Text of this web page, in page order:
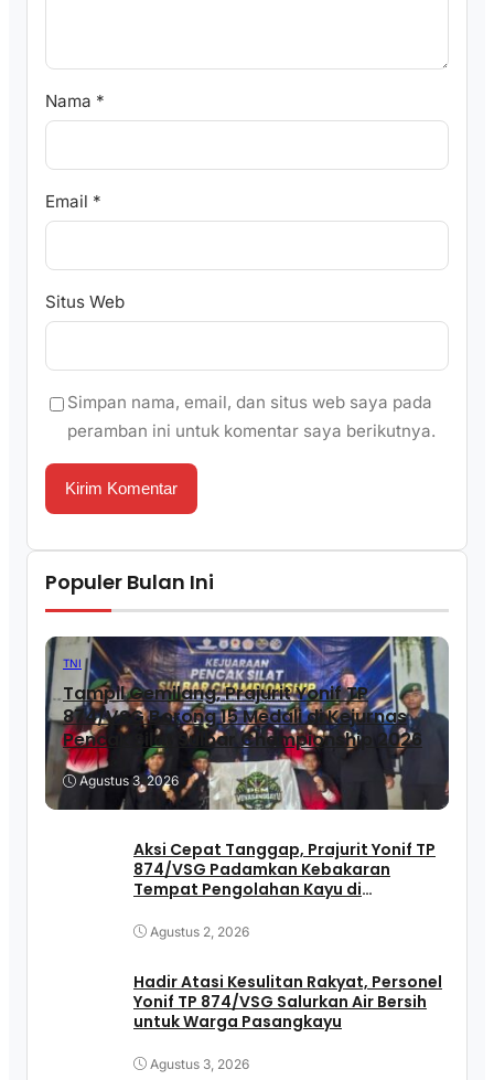
Nama *
Email *
Situs Web
Simpan nama, email, dan situs web saya pada
peramban ini untuk komentar saya berikutnya.
Populer Bulan Ini
TNI
Tampil Gemilang, Prajurit Yonif TP
874/VSG Borong 15 Medali di Kejurnas
Pencak Silat Sulbar Championship 2026
Agustus 3, 2026
Aksi Cepat Tanggap, Prajurit Yonif TP
874/VSG Padamkan Kebakaran
Tempat Pengolahan Kayu di
Agustus 2, 2026
Hadir Atasi Kesulitan Rakyat, Personel
Yonif TP 874/VSG Salurkan Air Bersih
untuk Warga Pasangkayu
Agustus 3, 2026